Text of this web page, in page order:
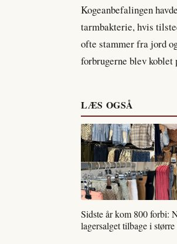
Kogeanbefalingen
tarmbakterie, hvis
ofte stammer fra jord
forbrugerne blev koblet
LÆS OGSÅ
Sidste år kom 800 forbi:
lagersalget tilbage i